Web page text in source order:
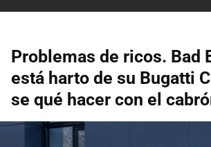
Problemas de ricos. Bad
está harto de su Bugatti
se qué hacer con el